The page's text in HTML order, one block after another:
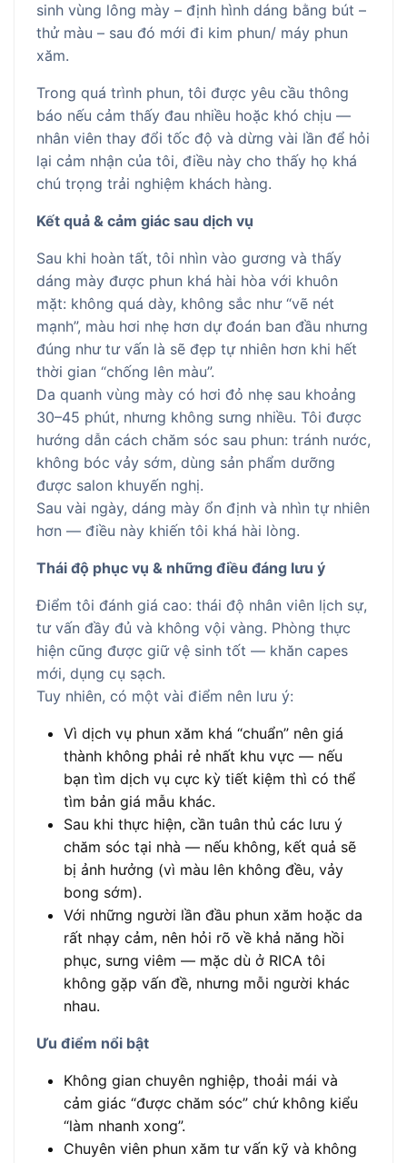
sinh vùng lông mày – định hình dáng bằng bút –
thử màu – sau đó mới đi kim phun/ máy phun
xăm.
Trong quá trình phun, tôi được yêu cầu thông
báo nếu cảm thấy đau nhiều hoặc khó chịu —
nhân viên thay đổi tốc độ và dừng vài lần để hỏi
lại cảm nhận của tôi, điều này cho thấy họ khá
chú trọng trải nghiệm khách hàng.
Kết quả & cảm giác sau dịch vụ
Sau khi hoàn tất, tôi nhìn vào gương và thấy
dáng mày được phun khá hài hòa với khuôn
mặt: không quá dày, không sắc như “vẽ nét
mạnh”, màu hơi nhẹ hơn dự đoán ban đầu nhưng
đúng như tư vấn là sẽ đẹp tự nhiên hơn khi hết
thời gian “chống lên màu”.
Da quanh vùng mày có hơi đỏ nhẹ sau khoảng
30–45 phút, nhưng không sưng nhiều. Tôi được
hướng dẫn cách chăm sóc sau phun: tránh nước,
không bóc vảy sớm, dùng sản phẩm dưỡng
được salon khuyến nghị.
Sau vài ngày, dáng mày ổn định và nhìn tự nhiên
hơn — điều này khiến tôi khá hài lòng.
Thái độ phục vụ & những điều đáng lưu ý
Điểm tôi đánh giá cao: thái độ nhân viên lịch sự,
tư vấn đầy đủ và không vội vàng. Phòng thực
hiện cũng được giữ vệ sinh tốt — khăn capes
mới, dụng cụ sạch.
Tuy nhiên, có một vài điểm nên lưu ý:
Vì dịch vụ phun xăm khá “chuẩn” nên giá
thành không phải rẻ nhất khu vực — nếu
bạn tìm dịch vụ cực kỳ tiết kiệm thì có thể
tìm bản giá mẫu khác.
Sau khi thực hiện, cần tuân thủ các lưu ý
chăm sóc tại nhà — nếu không, kết quả sẽ
bị ảnh hưởng (vì màu lên không đều, vảy
bong sớm).
Với những người lần đầu phun xăm hoặc da
rất nhạy cảm, nên hỏi rõ về khả năng hồi
phục, sưng viêm — mặc dù ở RICA tôi
không gặp vấn đề, nhưng mỗi người khác
nhau.
Ưu điểm nổi bật
Không gian chuyên nghiệp, thoải mái và
cảm giác “được chăm sóc” chứ không kiểu
“làm nhanh xong”.
Chuyên viên phun xăm tư vấn kỹ và không